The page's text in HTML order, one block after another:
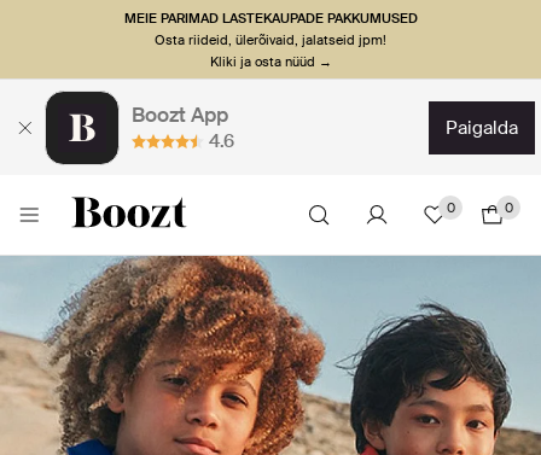
MEIE PARIMAD LASTEKAUPADE PAKKUMUSED
Osta riideid, ülerõivaid, jalatseid jpm!
Kliki ja osta nüüd →
Boozt App
4.6
paigalda
0 0